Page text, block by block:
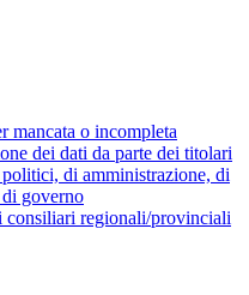
mancata o incompleta
dei dati da parte dei titolari
di amministrazione, di
governo
consiliari regionali/provinciali